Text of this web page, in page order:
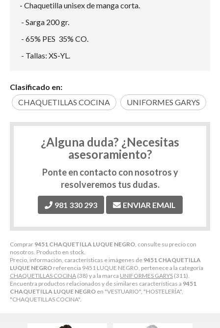
Comprar 9451 CHAQUETILLA LUQUE NEGRO, consulte su precio con
nosotros. Producto en stock.
Precio, información, características e imágenes de 9451 CHAQUETILLA
LUQUE NEGRO referencia 9451 LUQUE NEGRO, pertenece a la categoría
CHAQUETILLAS COCINA (38) y a la marca UNIFORMES GARYS (311).
Encuentra productos relacionados y de similares características a 9451
CHAQUETILLA LUQUE NEGRO en "VESTUARIO", "HOSTELERÍA",
"CHAQUETILLAS COCINA".
- Chaquetilla unisex de manga corta.
- Sarga 200 gr.
- 65% PES 35% CO.
- Tallas: XS-YL.
Clasificado en:
CHAQUETILLAS COCINA
UNIFORMES GARYS
¿Alguna duda? ¿Necesitas
asesoramiento?
Ponte en contacto con nosotros y
resolveremos tus dudas.
981 330 293 ENVIAR EMAIL